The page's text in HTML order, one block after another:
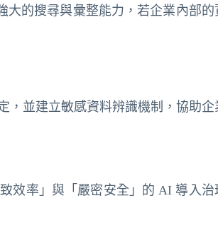
大的搜尋與彙整能力，若企業內部的
，並建立敏感資料辨識機制，協助企
效率」與「嚴密安全」的 AI 導入治